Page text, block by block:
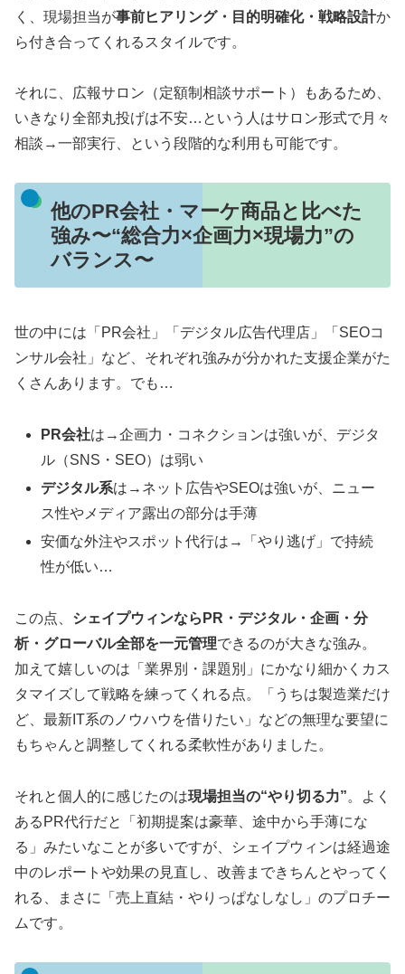
く、現場担当が事前ヒアリング・目的明確化・戦略設計か
ら付き合ってくれるスタイルです。
それに、広報サロン（定額制相談サポート）もあるため、
いきなり全部丸投げは不安…という人はサロン形式で月々
相談→一部実行、という段階的な利用も可能です。
他のPR会社・マーケ商品と比べた
強み〜“総合力×企画力×現場力”の
バランス〜
世の中には「PR会社」「デジタル広告代理店」「SEOコ
ンサル会社」など、それぞれ強みが分かれた支援企業がた
くさんあります。でも…
PR会社は→企画力・コネクションは強いが、デジタ
ル（SNS・SEO）は弱い
デジタル系は→ネット広告やSEOは強いが、ニュー
ス性やメディア露出の部分は手薄
安価な外注やスポット代行は→「やり逃げ」で持続
性が低い…
この点、 シェイプウィンならPR・デジタル・企画・分
析・グローバル全部を一元管理できるのが大きな強み。
加えて嬉しいのは「業界別・課題別」にかなり細かくカス
タマイズして戦略を練ってくれる点。「うちは製造業だけ
ど、最新IT系のノウハウを借りたい」などの無理な要望に
もちゃんと調整してくれる柔軟性がありました。
それと個人的に感じたのは現場担当の“やり切る力”。よく
あるPR代行だと「初期提案は豪華、途中から手薄にな
る」みたいなことが多いですが、シェイプウィンは経過途
中のレポートや効果の見直し、改善まできちんとやってく
れる、まさに「売上直結・やりっぱなしなし」のプロチー
ムです。